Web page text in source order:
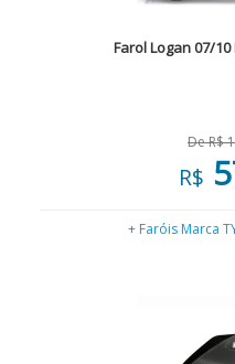
Farol Logan 07/
De R$
R$
+ Faróis Marca